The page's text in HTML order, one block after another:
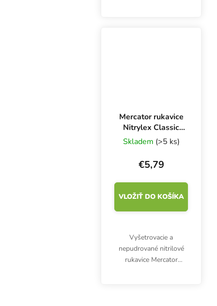
Mercator rukavice
Nitrylex Classic
BLUE XL, 100 ks
Skladem (>5 ks)
€5,79
VLOŽIŤ DO KOŠÍKA
Vyšetrovacie a
nepudrované nitrilové
rukavice Mercator